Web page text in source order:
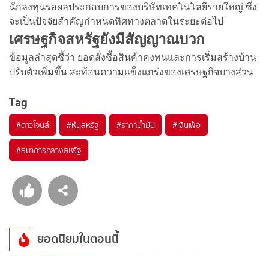
นักลงทุนรอผลประกอบการของบริษัทเทคโนโลยีรายใหญ่ ซึ่ง
จะเป็นปัจจัยสำคัญกำหนดทิศทางตลาดในระยะต่อไป
เศรษฐกิจสหรัฐยังมีสัญญาณบวก
ข้อมูลล่าสุดชี้ว่า ยอดสั่งซื้อสินค้าคงทนและการเริ่มสร้างบ้าน
ปรับตัวเพิ่มขึ้น สะท้อนความแข็งแกร่งของเศรษฐกิจบางส่วน
Tag
#ดาวโจนส์ #หุ้นสหรัฐ #ราคาน้ำมัน #เงินเฟ้อ
#ธนาคารกลางสหรัฐ
ยอดนิยมในตอนนี้